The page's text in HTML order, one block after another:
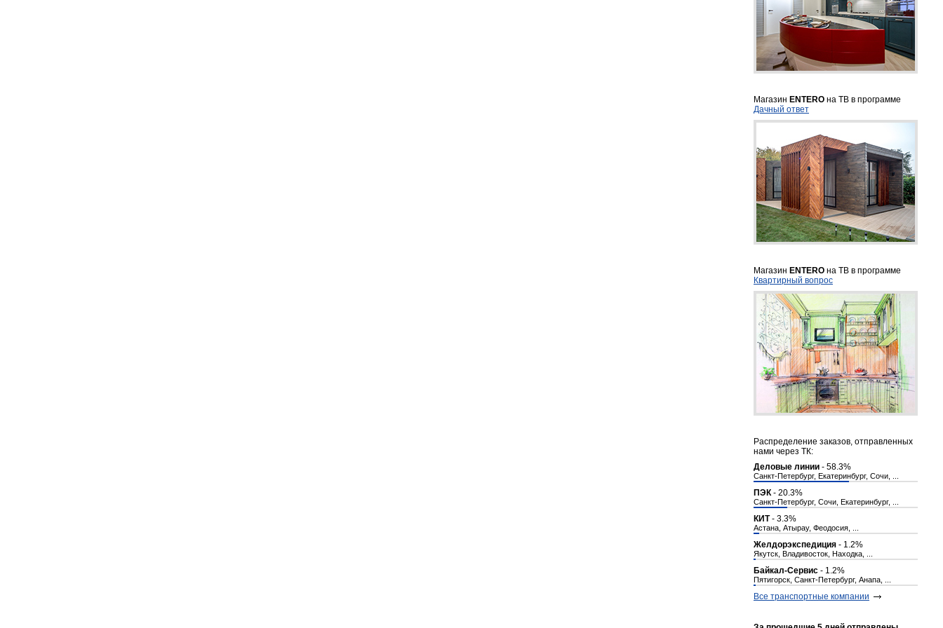
Магазин ENTERO на ТВ в программе
Дачный ответ
Магазин ENTERO на ТВ в программе
Квартирный вопрос
Распределение заказов, отправленных
нами через ТК:
Деловые линии - 58.3%
Санкт-Петербург, Екатеринбург, Сочи, ...
ПЭК- 20.3%
Санкт-Петербург, Сочи, Екатеринбург, ...
КИТ- 3.3%
Астана, Атырау, Феодосия, ...
Желдорэкспедиция - 1.2%
Якутск, Владивосток, Находка, ...
Байкал-Сервис - 1.2%
Пятигорск, Санкт-Петербург, Анапа, ...
Все транспортные компании